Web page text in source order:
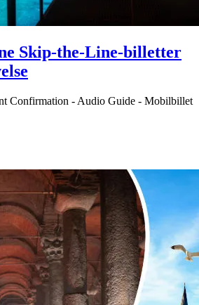
Skip-the-Line-billetter
Confirmation - Audio Guide - Mobilbillet